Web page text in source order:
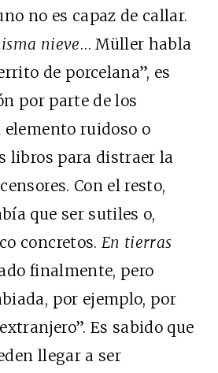
no es capaz de callar.
nieve… Müller habla
de porcelana”, es
por parte de los
elemento ruidoso o
libros para distraer la
Con el resto,
que ser sutiles o,
concretos. En tierras
finalmente, pero
por ejemplo, por
Es sabido que
llegar a ser